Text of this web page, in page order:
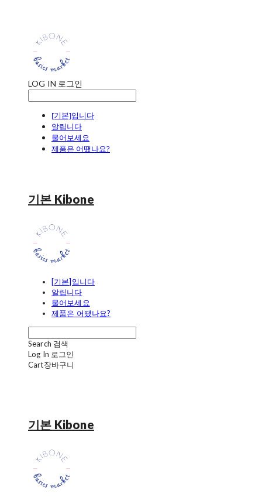
LOG IN 로그인
[기본]입니다
알립니다
물어보세요
제품은 어땠나요?
기본 Kibone
[기본]입니다
알립니다
물어보세요
제품은 어땠나요?
Search 검색
Log In 로그인
Cart장바구니
기본 Kibone